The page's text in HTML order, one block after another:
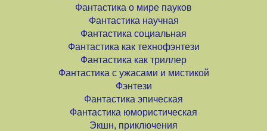
Фантастика о мире пауков
Фантастика научная
Фантастика социальная
Фантастика как технофэнтези
Фантастика как триллер
Фантастика с ужасами и мистикой
Фэнтези
Фантастика эпическая
Фантастика юмористическая
Экшн, приключения